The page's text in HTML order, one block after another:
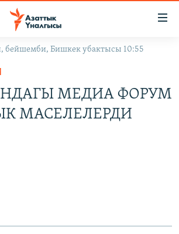
бейшемби, Бишкек убактысы 10:55
МЕДИА ФОРУМ
МАСЕЛЕЛЕРДИ